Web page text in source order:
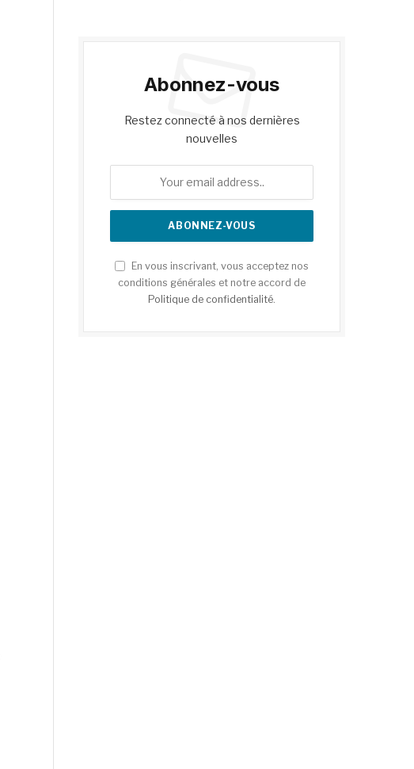
Abonnez-vous
Restez connecté à nos dernières
nouvelles
En vous inscrivant, vous acceptez nos
conditions générales et notre accord de
Politique de confidentialité